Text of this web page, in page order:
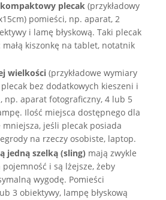
kompaktowy plecak (przykładowy
pomieści, np. aparat, 2
i lamę błyskową. Taki plecak
małą kiszonkę na tablet, notatnik
wielkości (przykładowe wymiary
plecak bez dodatkowych kieszeni i
np. aparat fotograficzny, 4 lub 5
Ilość miejsca dostępnego dla
jeśli plecak posiada
na rzeczy osobiste, laptop.
jedną szelką (sling) mają zwykle
i są lżejsze, żeby
wygodę. Pomieści
3 obiektywy, lampę błyskową